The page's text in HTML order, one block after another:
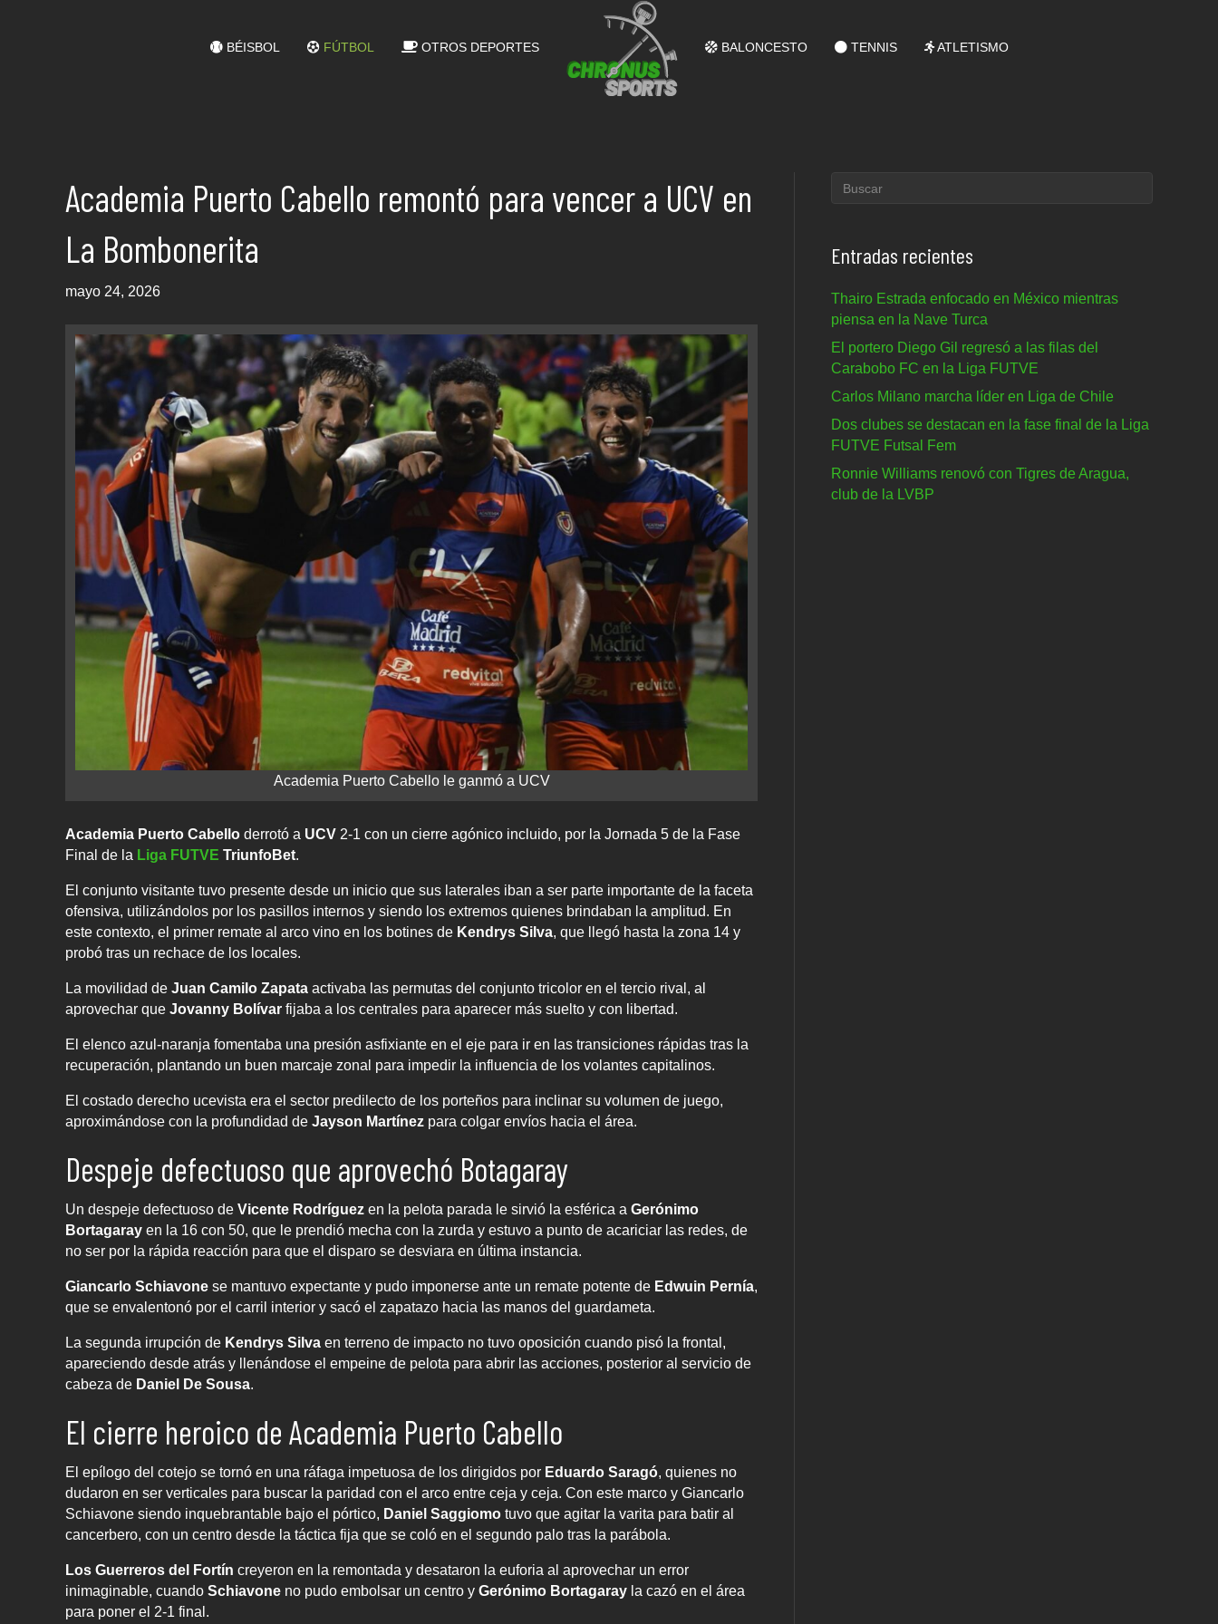
BÉISBOL FÚTBOL OTROS DEPORTES BALONCESTO TENNIS ATLETISMO
Academia Puerto Cabello remontó para vencer a UCV en
La Bombonerita
mayo 24, 2026
Academia Puerto Cabello le ganmó a UCV
Academia Puerto Cabello derrotó a UCV 2-1 con un cierre agónico incluido, por la Jornada 5 de la Fase
Final de la Liga FUTVE TriunfoBet.
El conjunto visitante tuvo presente desde un inicio que sus laterales iban a ser parte importante de la faceta
ofensiva, utilizándolos por los pasillos internos y siendo los extremos quienes brindaban la amplitud. En
este contexto, el primer remate al arco vino en los botines de Kendrys Silva, que llegó hasta la zona 14 y
probó tras un rechace de los locales.
La movilidad de Juan Camilo Zapata activaba las permutas del conjunto tricolor en el tercio rival, al
aprovechar que Jovanny Bolívar fijaba a los centrales para aparecer más suelto y con libertad.
El elenco azul-naranja fomentaba una presión asfixiante en el eje para ir en las transiciones rápidas tras la
recuperación, plantando un buen marcaje zonal para impedir la influencia de los volantes capitalinos.
El costado derecho ucevista era el sector predilecto de los porteños para inclinar su volumen de juego,
aproximándose con la profundidad de Jayson Martínez para colgar envíos hacia el área.
Despeje defectuoso que aprovechó Botagaray
Un despeje defectuoso de Vicente Rodríguez en la pelota parada le sirvió la esférica a Gerónimo
Bortagaray en la 16 con 50, que le prendió mecha con la zurda y estuvo a punto de acariciar las redes, de
no ser por la rápida reacción para que el disparo se desviara en última instancia.
Giancarlo Schiavone se mantuvo expectante y pudo imponerse ante un remate potente de Edwuin Pernía,
que se envalentonó por el carril interior y sacó el zapatazo hacia las manos del guardameta.
La segunda irrupción de Kendrys Silva en terreno de impacto no tuvo oposición cuando pisó la frontal,
apareciendo desde atrás y llenándose el empeine de pelota para abrir las acciones, posterior al servicio de
cabeza de Daniel De Sousa.
El cierre heroico de Academia Puerto Cabello
El epílogo del cotejo se tornó en una ráfaga impetuosa de los dirigidos por Eduardo Saragó, quienes no
dudaron en ser verticales para buscar la paridad con el arco entre ceja y ceja. Con este marco y Giancarlo
Schiavone siendo inquebrantable bajo el pórtico, Daniel Saggiomo tuvo que agitar la varita para batir al
cancerbero, con un centro desde la táctica fija que se coló en el segundo palo tras la parábola.
Los Guerreros del Fortín creyeron en la remontada y desataron la euforia al aprovechar un error
inimaginable, cuando Schiavone no pudo embolsar un centro y Gerónimo Bortagaray la cazó en el área
para poner el 2-1 final.
Entradas recientes
Thairo Estrada enfocado en México mientras
piensa en la Nave Turca
El portero Diego Gil regresó a las filas del
Carabobo FC en la Liga FUTVE
Carlos Milano marcha líder en Liga de Chile
Dos clubes se destacan en la fase final de la Liga
FUTVE Futsal Fem
Ronnie Williams renovó con Tigres de Aragua,
club de la LVBP